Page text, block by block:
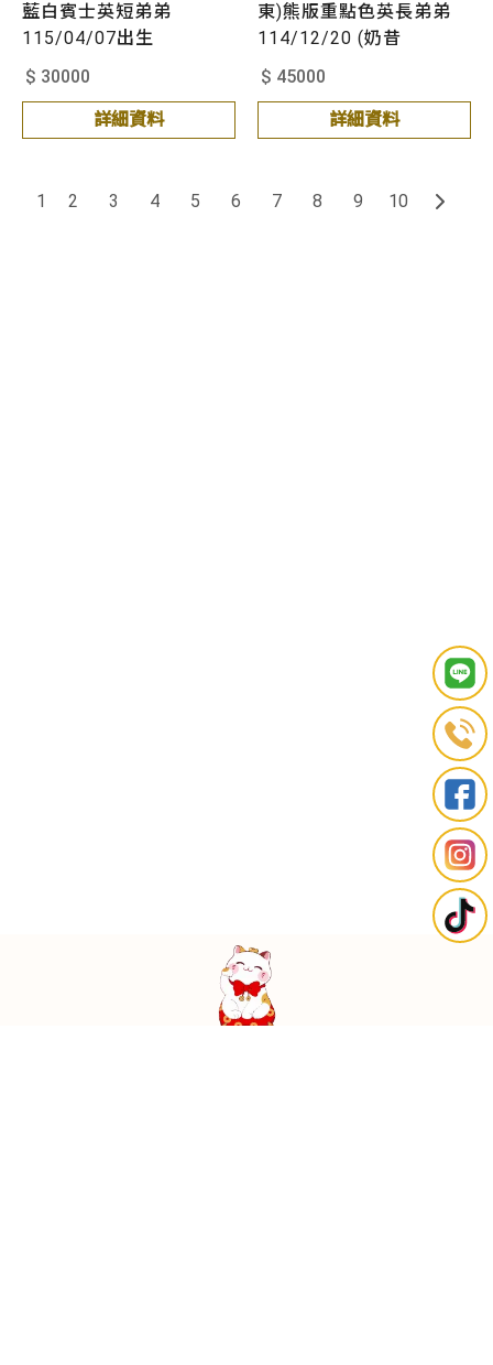
藍白賓士英短弟弟
115/04/07出生
$ 30000
詳細資料
東)熊版重點色英長弟弟
114/12/20 (奶昔
$ 45000
詳細資料
1 2 3 4 5 6 7 8 9 10